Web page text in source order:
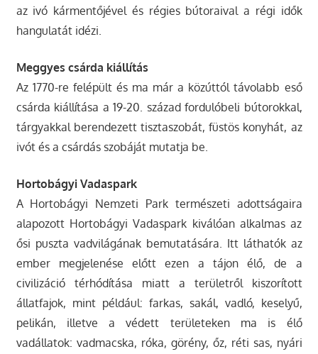
az ivó kármentőjével és régies bútoraival a régi idők
hangulatát idézi.
Meggyes csárda kiállítás
Az 1770-re felépült és ma már a közúttól távolabb eső
csárda kiállítása a 19-20. század fordulóbeli bútorokkal,
tárgyakkal berendezett tisztaszobát, füstös konyhát, az
ivót és a csárdás szobáját mutatja be.
Hortobágyi Vadaspark
A Hortobágyi Nemzeti Park természeti adottságaira
alapozott Hortobágyi Vadaspark kiválóan alkalmas az
ősi puszta vadvilágának bemutatására. Itt láthatók az
ember megjelenése előtt ezen a tájon élő, de a
civilizáció térhódítása miatt a területről kiszorított
állatfajok, mint például: farkas, sakál, vadló, keselyű,
pelikán, illetve a védett területeken ma is élő
vadállatok: vadmacska, róka, görény, őz, réti sas, nyári